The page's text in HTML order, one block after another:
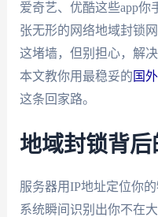
爱奇艺、优酷这些app你
张无形的网络地域封锁
这堵墙，但别担心，解
本文教你用最稳妥的 国
这条回家路。
地域封锁背
服务器用IP地址定位你
系统瞬间识别出你不在